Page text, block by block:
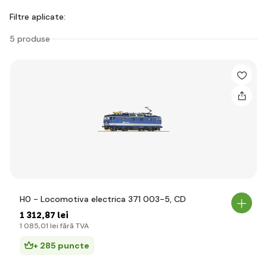
Filtre aplicate:
5 produse
H0 - Locomotiva electrica 371 003-5, CD
1 312,87 lei
1 085,01 lei fără TVA
+ 285 puncte